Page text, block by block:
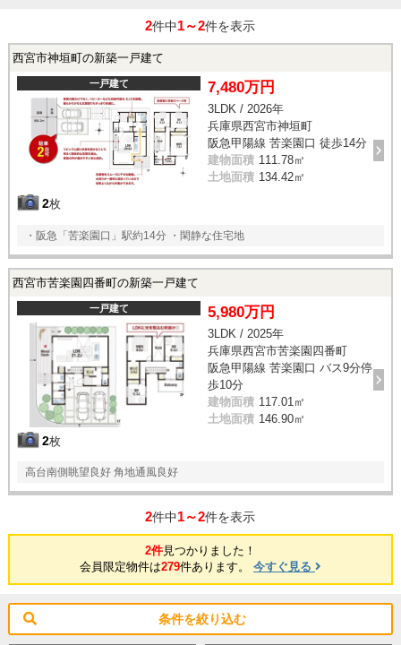
2件中1～2件を表示
西宮市神垣町の新築一戸建て
一戸建て
2枚
7,480万円
3LDK / 2026年
兵庫県西宮市神垣町
阪急甲陽線 苦楽園口 徒歩14分
建物面積 111.78㎡
土地面積 134.42㎡
・阪急「苦楽園口」駅約14分 ・閑静な住宅地
西宮市苦楽園四番町の新築一戸建て
一戸建て
2枚
5,980万円
3LDK / 2025年
兵庫県西宮市苦楽園四番町
阪急甲陽線 苦楽園口 バス9分停
歩10分
建物面積 117.01㎡
土地面積 146.90㎡
高台南側眺望良好 角地通風良好
2件中1～2件を表示
2件見つかりました！
会員限定物件は279件あります。 今すぐ見る
条件を絞り込む